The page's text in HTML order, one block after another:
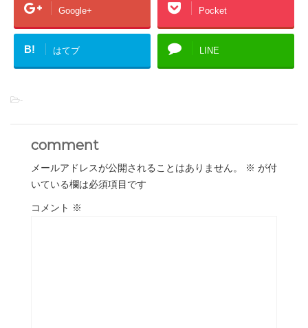
Google+ Pocket
B! はてブ LINE
-
comment
メールアドレスが公開されることはありません。 ※ が付
いている欄は必須項目です
コメント ※